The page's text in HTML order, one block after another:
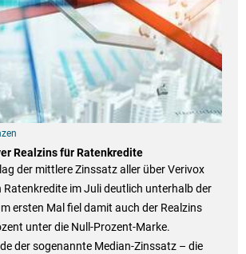
Realzins für Ratenkredite
der mittlere Zinssatz aller über Verivox
Ratenkredite im Juli deutlich unterhalb der
ersten Mal fiel damit auch der Realzins
unter die Null-Prozent-Marke.
der sogenannte Median-Zinssatz – die